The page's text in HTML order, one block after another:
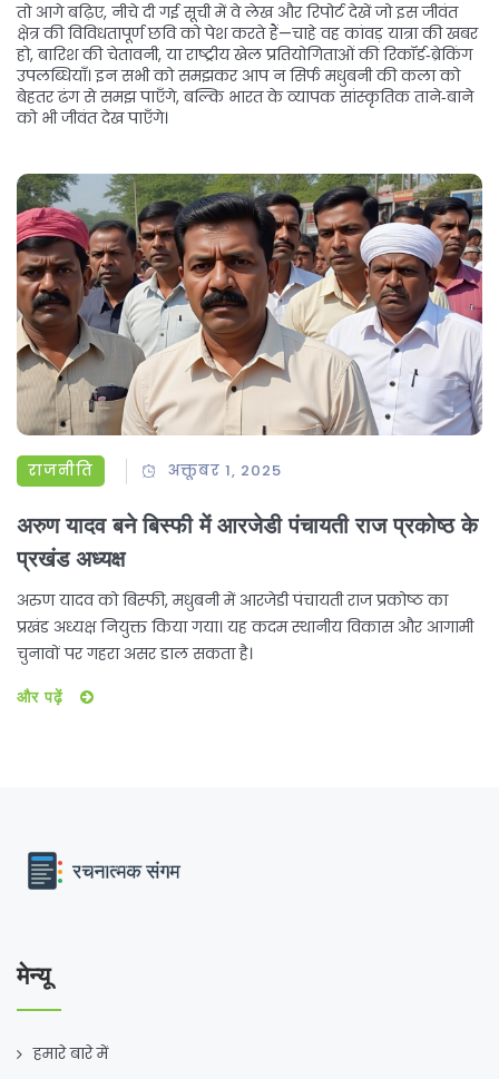
तो आगे बढ़िए, नीचे दी गई सूची में वे लेख और रिपोर्ट देखें जो इस जीवंत
क्षेत्र की विविधतापूर्ण छवि को पेश करते हैं—चाहे वह कांवड़ यात्रा की खबर
हो, बारिश की चेतावनी, या राष्ट्रीय खेल प्रतियोगिताओं की रिकॉर्ड‑ब्रेकिंग
उपलब्धियाँ। इन सभी को समझकर आप न सिर्फ मधुबनी की कला को
बेहतर ढंग से समझ पाएँगे, बल्कि भारत के व्यापक सांस्कृतिक ताने‑बाने
को भी जीवंत देख पाएँगे।
राजनीति अक्तूबर 1, 2025
अरुण यादव बने बिस्फी में आरजेडी पंचायती राज प्रकोष्ठ के
प्रखंड अध्यक्ष
अरुण यादव को बिस्फी, मधुबनी में आरजेडी पंचायती राज प्रकोष्ठ का
प्रखंड अध्यक्ष नियुक्त किया गया। यह कदम स्थानीय विकास और आगामी
चुनावों पर गहरा असर डाल सकता है।
और पढ़ें
मेन्यू
हमारे बारे में